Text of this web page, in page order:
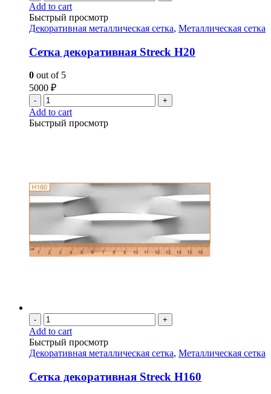
Add to cart
Быстрый просмотр
Декоративная металлическая сетка, Металлическая сетка
Сетка декоративная Streck H20
0 out of 5
5000 ₽
- +
Add to cart
Быстрый просмотр
- +
Add to cart
Быстрый просмотр
Декоративная металлическая сетка, Металлическая сетка
Сетка декоративная Streck H160